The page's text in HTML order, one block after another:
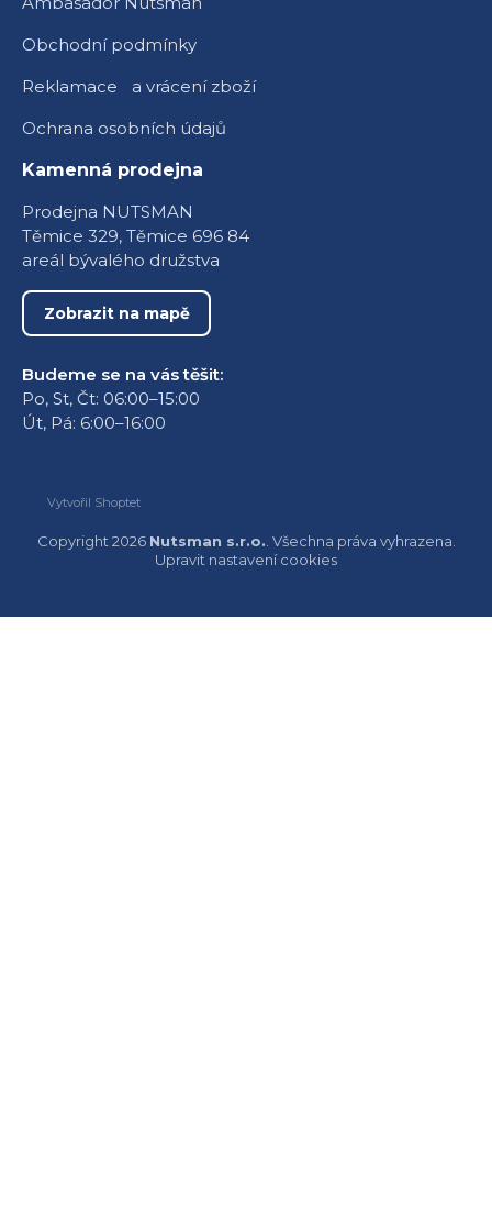
Obchodní podmínky
Reklamace a vrácení zboží
Ochrana osobních údajů
Kamenná prodejna
Prodejna NUTSMAN
Těmice 329, Těmice 696 84
areál bývalého družstva
Zobrazit na mapě
Budeme se na vás těšit:
Po, St, Čt: 06:00–15:00
Út, Pá: 6:00–16:00
Vytvořil Shoptet
Copyright 2026 Nutsman s.r.o. . Všechna práva vyhrazena.
Upravit nastavení cookies